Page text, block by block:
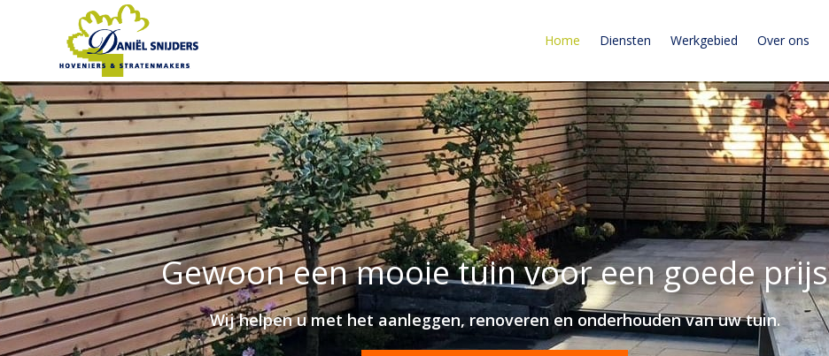
Home Diensten Werkgebied Over ons
Gewoon een mooie tuin voor een goede prijs
Wij helpen u met het aanleggen, renoveren en onderhouden van uw tuin.